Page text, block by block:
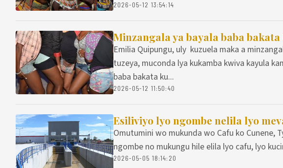
2026-05-12 13:54:14
Minzangala ya bayala baba
Emilia Quipungu, uly kuzuela maka a
tuzeya, muconda lya kukamba kwiva kayula
baba bakata ku...
2026-05-12 11:50:40
Esiliviyo lyo ngombe nelila lyo
Omutumini wo mukunda wo Cafu ko Cunene,
ngombe no mukungu hile elila lyo cafu, lyo
2026-05-05 18:14:20